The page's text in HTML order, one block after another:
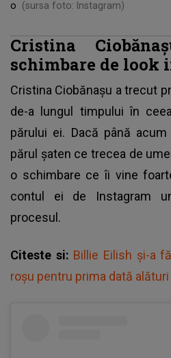
o
(sursa foto: Instagram)
Cristina
schimbare de look
Cristina Ciobănașu a trecut
de-a lungul timpului în
părului ei. Dacă până
părul șaten ce trecea de
o schimbare ce îi vine
contul ei de Instagram
procesul.
Citeste si: Billie Eilish și-a
roșu pentru prima dată